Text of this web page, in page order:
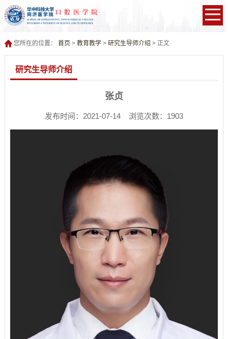
您所在的位置： 首页 > 教育教学> 研究生导师介绍 > 正文
研究生导师介绍
张贞
发布时间：2021-07-14 浏览次数： 1903